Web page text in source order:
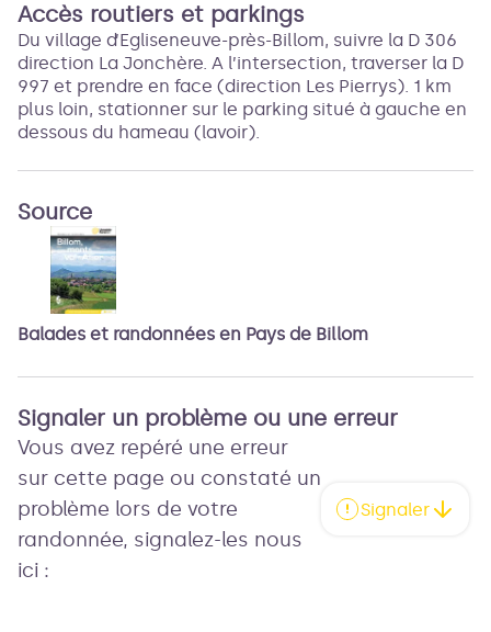
Accès routiers et parkings
Du village d’Egliseneuve-près-Billom, suivre la D 306
direction La Jonchère. A l’intersection, traverser la D
997 et prendre en face (direction Les Pierrys). 1 km
plus loin, stationner sur le parking situé à gauche en
dessous du hameau (lavoir).
Source
Balades et randonnées en Pays de Billom
Signaler un problème ou une erreur
Vous avez repéré une erreur
sur cette page ou constaté un
problème lors de votre
randonnée, signalez-les nous
ici :
Signaler